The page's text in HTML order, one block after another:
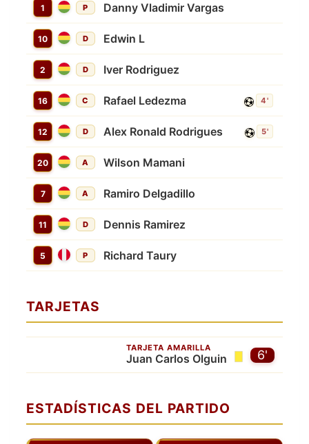
1 P Danny Vladimir Vargas
10 D Edwin L
2 D Iver Rodriguez
16 C Rafael Ledezma 4'
12 D Alex Ronald Rodrigues 5'
20 A Wilson Mamani
7 A Ramiro Delgadillo
11 D Dennis Ramirez
5 P Richard Taury
TARJETAS
6'
TARJETA AMARILLA
Juan Carlos Olguin
ESTADÍSTICAS DEL PARTIDO